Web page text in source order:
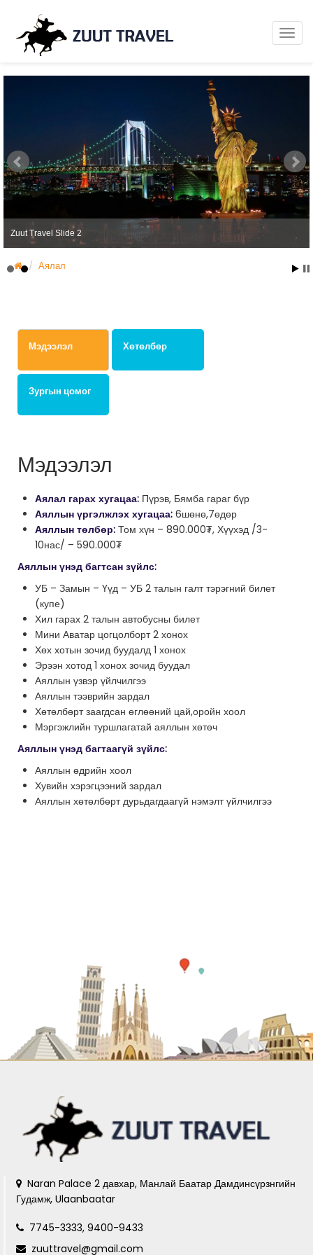
Zuut Travel Slide 2
Аялал
Мэдээлэл Хөтөлбөр
Зургын цомог
Мэдээлэл
Аялал гарах хугацаа: Пүрэв, Бямба гараг бүр
Аяллын үргэлжлэх хугацаа: 6шөнө,7өдөр
Аяллын төлбөр: Том хүн – 890.000₮, Хүүхэд /3-
10нас/ – 590.000₮
Аяллын үнэд багтсан зүйлс:
УБ – Замын – Үүд – УБ 2 талын галт тэрэгний билет
(купе)
Хил гарах 2 талын автобусны билет
Мини Аватар цогцолборт 2 хонох
Хөх хотын зочид буудалд 1 хонох
Эрээн хотод 1 хонох зочид буудал
Аяллын үзвэр үйлчилгээ
Аяллын тээврийн зардал
Хөтөлбөрт заагдсан өглөөний цай,оройн хоол
Мэргэжлийн туршлагатай аяллын хөтөч
Аяллын үнэд багтаагүй зүйлс:
Аяллын өдрийн хоол
Хувийн хэрэгцээний зардал
Аяллын хөтөлбөрт дурьдагдаагүй нэмэлт үйлчилгээ
Naran Palace 2 давхар, Манлай Баатар Дамдинсүрзнгийн
Гудамж, Ulaanbaatar
7745-3333, 9400-9433
zuuttravel@gmail.com